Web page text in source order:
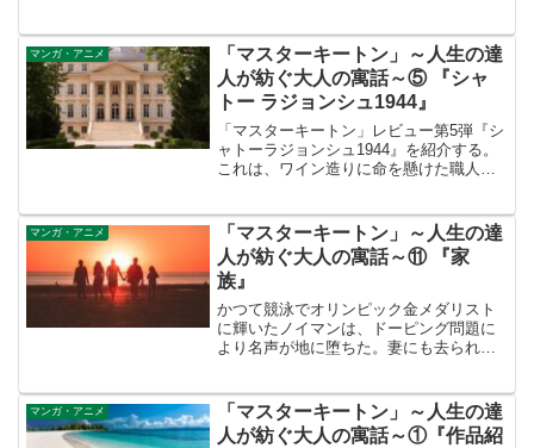
もたらした。
マンガ・アニメ
「マスターキートン」～人生の達
人が紡ぐ大人の寓話～⑤ 『シャ
トー ラジョンシュ1944』
「マスターキートン」レビュー第5弾『シ
ャトーラジョンシュ1944』を紹介する。
これは、ワイン造りに命を懸けた職人の
珠玉の名作には、人生で大切なことが詰
まっている。
マンガ・アニメ
「マスターキートン」～人生の達
人が紡ぐ大人の寓話～⑪ 『家
族』
かつて競泳でオリンピック金メダリスト
に輝いたノイマンは、ドーピング問題に
より名声が地に堕ちた。妻にも去られ、
望から救う。
マンガ・アニメ
「マスターキートン」～人生の達
人が紡ぐ大人の寓話～①『作品紹